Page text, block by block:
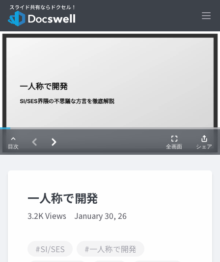
一人称で開発
3.2K Views January 30, 26
#SI/SES
#一人称で開発